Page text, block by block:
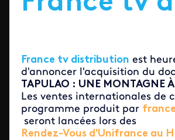
France tv distribution est
d'annoncer l'acquisition du
TAPULAO : UNE MONTAGNE
Les ventes internationales de
programme produit par
seront lancées lors des
Rendez-Vous d'Unifrance au